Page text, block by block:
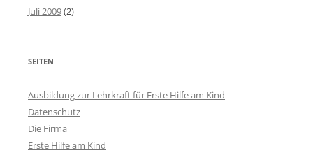
Juli 2009(2)
SEITEN
Ausbildung zur Lehrkraft für Erste Hilfe am Kind
Datenschutz
Die Firma
Erste Hilfe am Kind